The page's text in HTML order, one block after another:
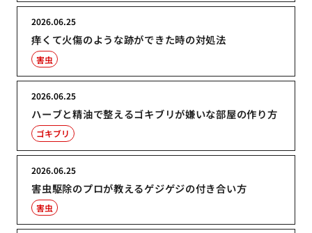
痒くて火傷のような跡ができた時の対処法
2026.06.25
害虫
ハーブと精油で整えるゴキブリが嫌いな部屋の作り方
2026.06.25
ゴキブリ
害虫駆除のプロが教えるゲジゲジの付き合い方
2026.06.25
害虫